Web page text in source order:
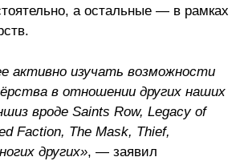
а остальные — в рамках
активно изучать возможности
в отношении других наших
вроде Saints Row, Legacy of
Faction, The Mask, Thief,
других», — заявил